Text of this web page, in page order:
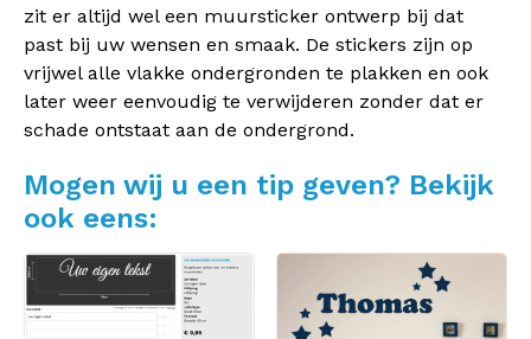
zit er altijd wel een muursticker ontwerp bij dat
past bij uw wensen en smaak. De stickers zijn op
vrijwel alle vlakke ondergronden te plakken en ook
later weer eenvoudig te verwijderen zonder dat er
schade ontstaat aan de ondergrond.
Mogen wij u een tip geven? Bekijk
ook eens: